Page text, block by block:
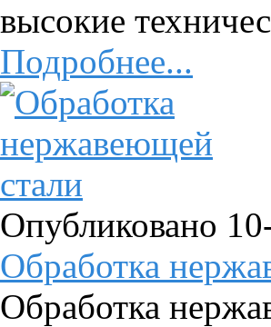
высокие
Подробнее...
Опубликовано
Обработка
Обработка